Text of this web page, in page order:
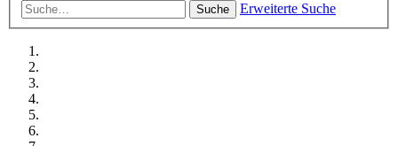
Suche Erweiterte Suche